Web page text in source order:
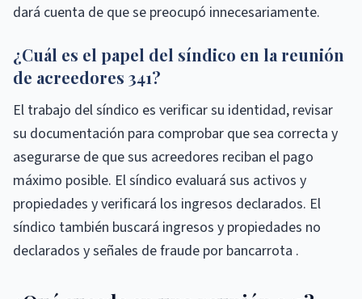
dará cuenta de que se preocupó innecesariamente.
¿Cuál es el papel del síndico en la reunión
de acreedores 341?
El trabajo del síndico es verificar su identidad, revisar
su documentación para comprobar que sea correcta y
asegurarse de que sus acreedores reciban el pago
máximo posible. El síndico evaluará sus activos y
propiedades y verificará los ingresos declarados. El
síndico también buscará ingresos y propiedades no
declarados y señales de fraude por bancarrota .